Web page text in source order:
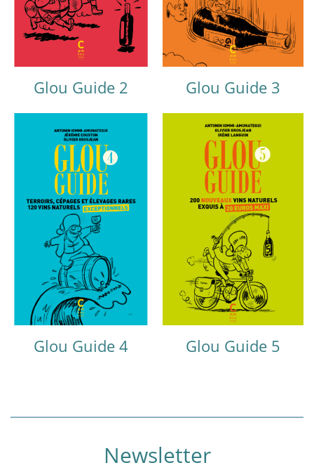
Glou Guide 2 Glou Guide 3
Glou Guide 4 Glou Guide 5
Newsletter